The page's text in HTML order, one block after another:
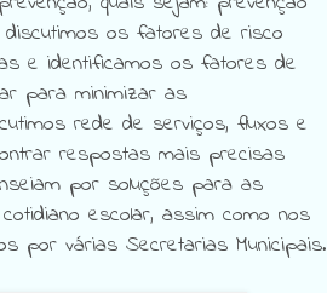
discutimos os fatores de risco
e identificamos os fatores de
para minimizar as
rede de serviços, fluxos e
respostas mais precisas
por soluções para as
escolar, assim como nos
por várias Secretarias Municipais.